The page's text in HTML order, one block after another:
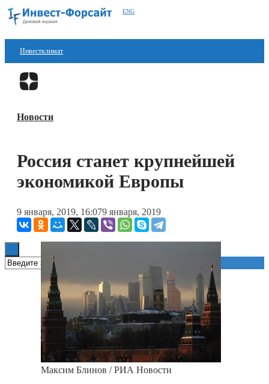
ENG
Инвестклимат
Финансы
Блокчейн
Книги
Новости
Россия станет крупнейшей
экономикой Европы
9 января, 2019, 16:079 января, 2019
Максим Блинов / РИА Новости